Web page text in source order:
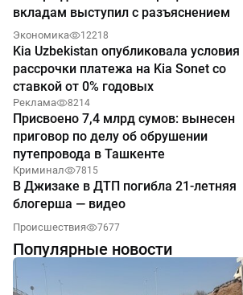
вкладам выступил с разъяснением
Экономика 12218
Kia Uzbekistan опубликовала условия
рассрочки платежа на Kia Sonet со
ставкой от 0% годовых
Реклама 8214
Присвоено 7,4 млрд сумов: вынесен
приговор по делу об обрушении
путепровода в Ташкенте
Криминал 7815
В Джизаке в ДТП погибла 21-летняя
блогерша — видео
Происшествия 7677
Популярные новости